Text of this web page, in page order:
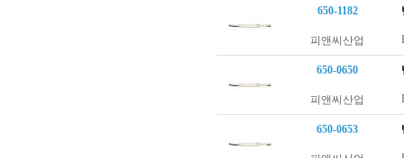
650-1182
피앤씨산업
650-0650
피앤씨산업
650-0653